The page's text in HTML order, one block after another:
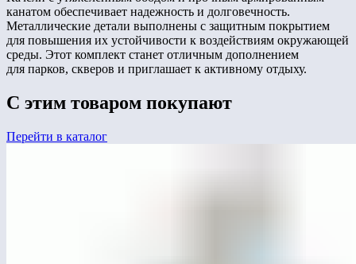
канатом обеспечивает надежность и долговечность.
Металлические детали выполнены с защитным покрытием
для повышения их устойчивости к воздействиям окружающей
среды. Этот комплект станет отличным дополнением
для парков, скверов и приглашает к активному отдыху.
С этим товаром покупают
Перейти в каталог